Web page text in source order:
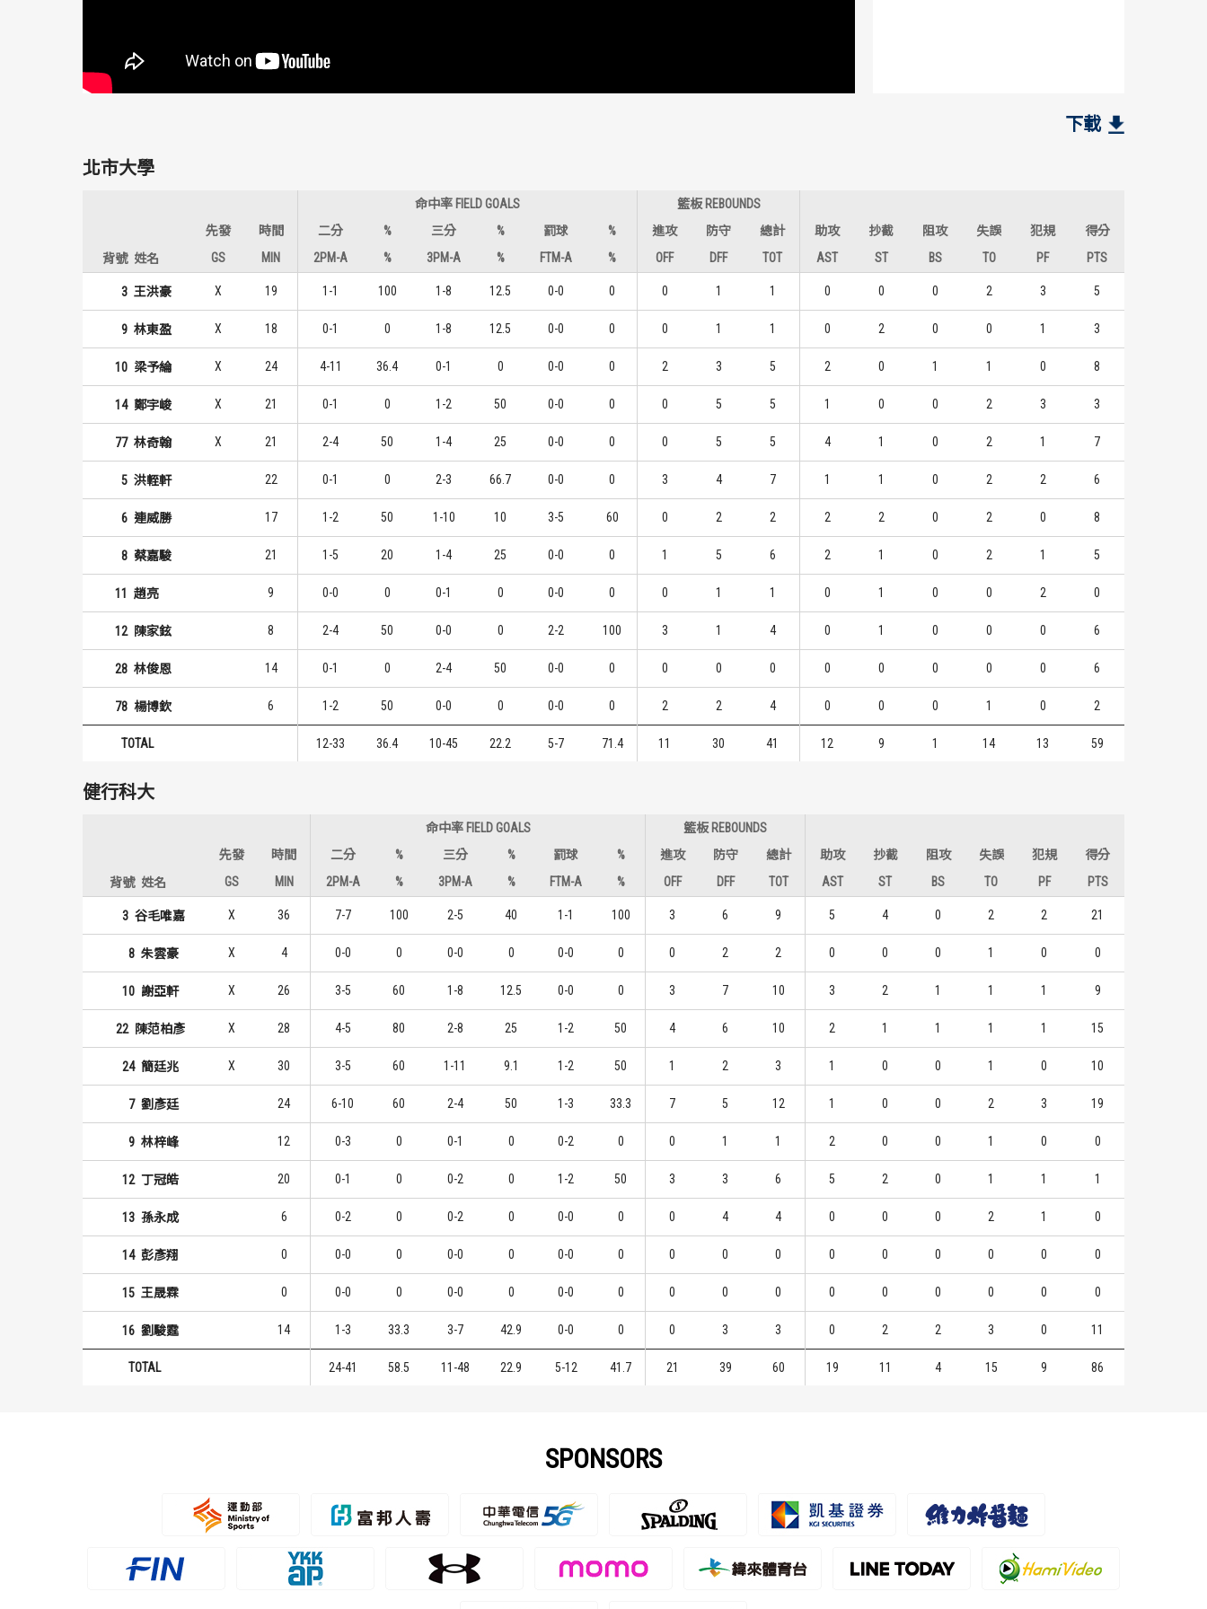
12
5
下載
北市大學
命中率 FIELD GOALS
籃板 REBOUNDS
先發
時間 二分 % 三分 % 罰球 % 進攻 防守 總計 助攻 抄截 阻攻 失誤 犯規
得分
背號 姓名 GS MIN 2PM-A % 3PM-A % FTM-A % OFF DFF TOT AST ST BS TO PF PTS
3 王洪豪 X 19 1-1 100 1-8 12.5 0-0 0 0 1 1 0 0 0 2 3 5
9 林東盈 X 18 0-1 0 1-8 12.5 0-0 0 0 1 1 0 2 0 0 1 3
10 梁予綸 X 24 4-11 36.4 0-1 0 0-0 0 2 3 5 2 0 1 1 0 8
14 鄭宇峻 X 21 0-1 0 1-2 50 0-0 0 0 5 5 1 0 0 2 3 3
77 林奇翰 X 21 2-4 50 1-4 25 0-0 0 0 5 5 4 1 0 2 1 7
5 洪輊軒 22 0-1 0 2-3 66.7 0-0 0 3 4 7 1 1 0 2 2 6
6 連威勝 17 1-2 50 1-10 10 3-5 60 0 2 2 2 2 0 2 0 8
8 蔡嘉駿 21 1-5 20 1-4 25 0-0 0 1 5 6 2 1 0 2 1 5
11 趙亮 9 0-0 0 0-1 0 0-0 0 0 1 1 0 1 0 0 2 0
12 陳家鉉 8 2-4 50 0-0 0 2-2 100 3 1 4 0 1 0 0 0 6
28 林俊恩 14 0-1 0 2-4 50 0-0 0 0 0 0 0 0 0 0 0 6
78 楊博欽 6 1-2 50 0-0 0 0-0 0 2 2 4 0 0 0 1 0 2
TOTAL 12-33 36.4 10-45 22.2 5-7 71.4 11 30 41 12 9 1 14 13 59
健行科大
命中率 FIELD GOALS
籃板 REBOUNDS
先發
時間 二分 % 三分 % 罰球 % 進攻 防守 總計 助攻 抄截 阻攻 失誤 犯規
得分
背號 姓名 GS MIN 2PM-A % 3PM-A % FTM-A % OFF DFF TOT AST ST BS TO PF PTS
3 谷毛唯嘉 X 36 7-7 100 2-5 40 1-1 100 3 6 9 5 4 0 2 2 21
8 朱雲豪 X 4 0-0 0 0-0 0 0-0 0 0 2 2 0 0 0 1 0 0
10 謝亞軒 X 26 3-5 60 1-8 12.5 0-0 0 3 7 10 3 2 1 1 1 9
22 陳范柏彥 X 28 4-5 80 2-8 25 1-2 50 4 6 10 2 1 1 1 1 15
24 簡廷兆 X 30 3-5 60 1-11 9.1 1-2 50 1 2 3 1 0 0 1 0 10
7 劉彥廷 24 6-10 60 2-4 50 1-3 33.3 7 5 12 1 0 0 2 3 19
9 林梓峰 12 0-3 0 0-1 0 0-2 0 0 1 1 2 0 0 1 0 0
12 丁冠皓 20 0-1 0 0-2 0 1-2 50 3 3 6 5 2 0 1 1 1
13 孫永成 6 0-2 0 0-2 0 0-0 0 0 4 4 0 0 0 2 1 0
14 彭彥翔 0 0-0 0 0-0 0 0-0 0 0 0 0 0 0 0 0 0 0
15 王晟霖 0 0-0 0 0-0 0 0-0 0 0 0 0 0 0 0 0 0 0
16 劉駿霆 14 1-3 33.3 3-7 42.9 0-0 0 0 3 3 0 2 2 3 0 11
TOTAL 24-41 58.5 11-48 22.9 5-12 41.7 21 39 60 19 11 4 15 9 86
SPONSORS